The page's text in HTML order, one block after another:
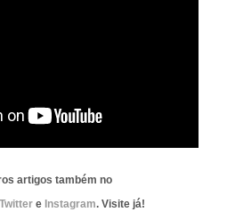
artigos também no
Twitter e Instagram. Visite já!